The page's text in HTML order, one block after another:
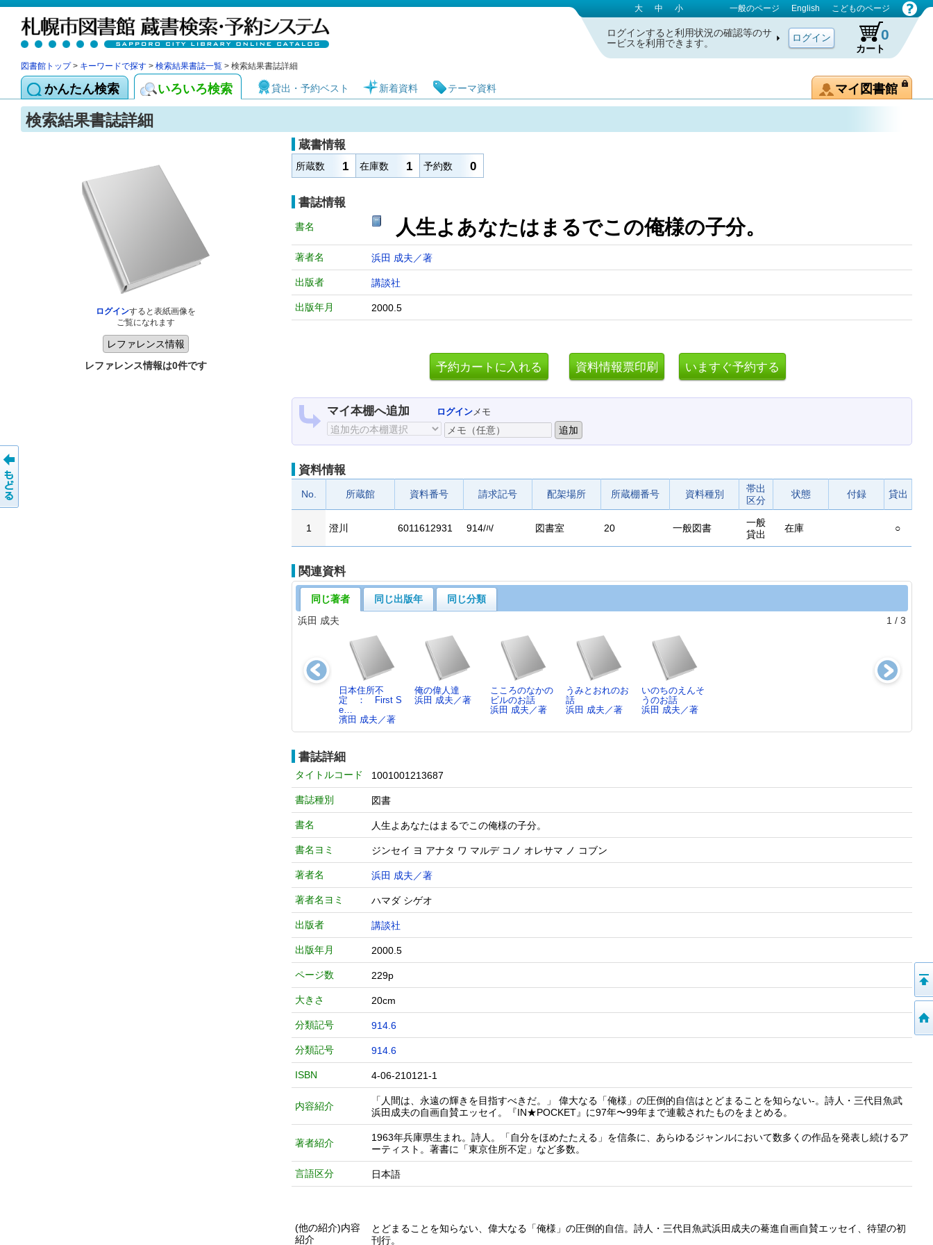
札幌市図書館 蔵書検索・予約システム 大 中 小 一般のページ English こどものページ
ログインすると利用状況の確認等のサ
ービスを利用できます。
カート
0
図書館トップ> キーワードで探す > 検索結果書誌一覧 > 検索結果書誌詳細
かんたん検索 いろいろ検索 貸出・予約ベスト 新着資料 テーマ資料 マイ図書館
検索結果書誌詳細
ログインすると表紙画像を
ご覧になれます
レファレンス情報は0件です
蔵書情報
所蔵数 1 在庫数 1 予約数 0
書誌情報
書名 人生よあなたはまるでこの俺様の子分。
著者名 浜田 成夫／著
出版者 講談社
出版年月 2000.5
マイ本棚へ追加 ログインメモ
資料情報
No. 所蔵館 資料番号 請求記号 配架場所 所蔵棚番号 資料種別
帯出
区分
状態 付録 貸出
1 澄川 6011612931 914/ﾊ/ 図書室 20 一般図書
一般
貸出
在庫 ○
関連資料
同じ著者 同じ出版年
同じ分類
浜田 成夫
1 / 3
日本住所不
定 ： First S
e…
濱田 成夫／著
俺の偉人達
浜田 成夫／著
こころのなかの
ビルのお話
浜田 成夫／著
うみとおれのお
話
浜田 成夫／著
いのちのえんそ
うのお話
浜田 成夫／著
[著…
[著…
書誌詳細
タイトルコード 1001001213687
書誌種別 図書
書名 人生よあなたはまるでこの俺様の子分。
書名ヨミ ジンセイ ヨ アナタ ワ マルデ コノ オレサマ ノ コブン
著者名 浜田 成夫／著
著者名ヨミ ハマダ シゲオ
出版者 講談社
出版年月 2000.5
ページ数 229p
大きさ 20cm
分類記号 914.6
分類記号 914.6
ISBN 4-06-210121-1
内容紹介
「人間は、永遠の輝きを目指すべきだ。」 偉大なる「俺様」の圧倒的自信はとどまることを知らない-。詩人・三代目魚武
浜田成夫の自画自賛エッセイ。『IN★POCKET』に97年〜99年まで連載されたものをまとめる。
著者紹介
1963年兵庫県生まれ。詩人。「自分をほめたたえる」を信条に、あらゆるジャンルにおいて数多くの作品を発表し続けるア
ーティスト。著書に「東京住所不定」など多数。
言語区分 日本語
(他の紹介)内容
紹介
とどまることを知らない、偉大なる「俺様」の圧倒的自信。詩人・三代目魚武浜田成夫の驀進自画自賛エッセイ、待望の初
刊行。